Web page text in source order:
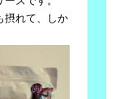
摂れて、しか